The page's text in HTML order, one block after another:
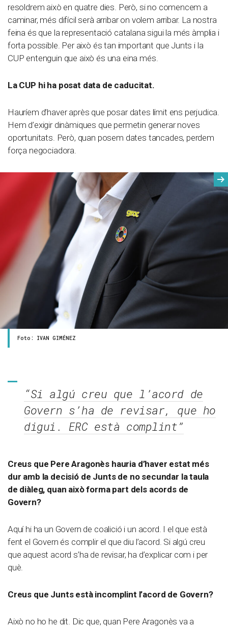
resoldrem això en quatre dies. Però, si no comencem a
caminar, més difícil serà arribar on volem arribar. La nostra
feina és que la representació catalana sigui la més àmplia i
forta possible. Per això és tan important que Junts i la
CUP entenguin que això és una eina més.
La CUP hi ha posat data de caducitat.
Hauríem d’haver après que posar dates límit ens perjudica.
Hem d’exigir dinàmiques que permetin generar noves
oportunitats. Però, quan posem dates tancades, perdem
força negociadora.
Foto: IVAN GIMÉNEZ
“Si algú creu que l’acord de
Govern s’ha de revisar, que ho
digui. ERC està complint”
Creus que Pere Aragonès hauria d’haver estat més
dur amb la decisió de Junts de no secundar la taula
de diàleg, quan això forma part dels acords de
Govern?
Aquí hi ha un Govern de coalició i un acord. I el que està
fent el Govern és complir el que diu l’acord. Si algú creu
que aquest acord s’ha de revisar, ha d’explicar com i per
què.
Creus que Junts està incomplint l’acord de Govern?
Això no ho he dit. Dic que, quan Pere Aragonès va a